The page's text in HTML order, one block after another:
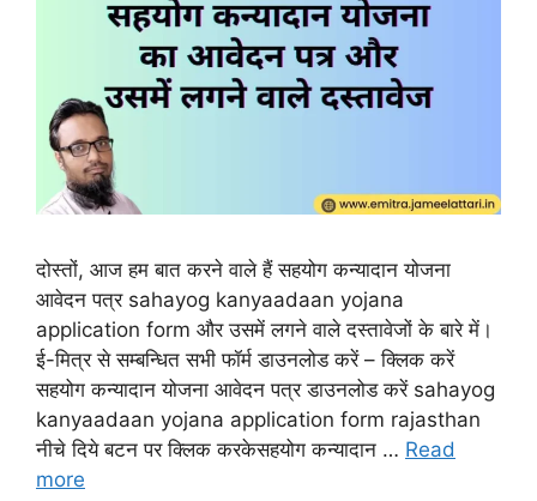
दोस्तों, आज हम बात करने वाले हैं सहयोग कन्यादान योजना
आवेदन पत्र sahayog kanyaadaan yojana
application form और उसमें लगने वाले दस्तावेजों के बारे में।
ई-मित्र से सम्बन्धित सभी फॉर्म डाउनलोड करें – क्लिक करें
सहयोग कन्यादान योजना आवेदन पत्र डाउनलोड करें sahayog
kanyaadaan yojana application form rajasthan
नीचे दिये बटन पर क्लिक करकेसहयोग कन्यादान … Read
more